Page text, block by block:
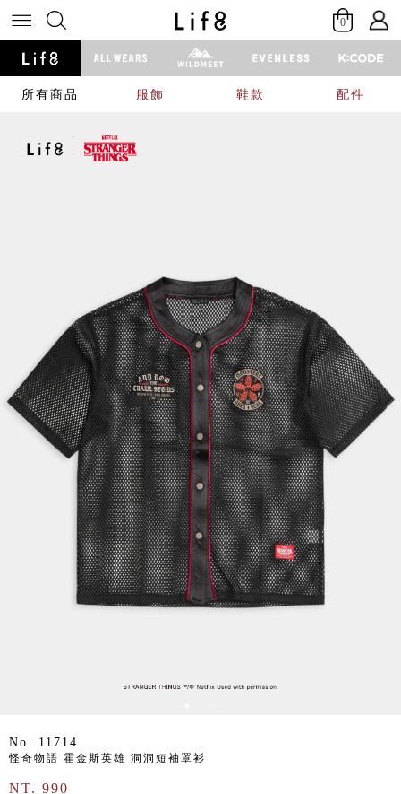
0
所有商品 服飾 鞋款 配件
No. 11714
怪奇物語 霍金斯英雄 洞洞短袖罩衫
NT. 990